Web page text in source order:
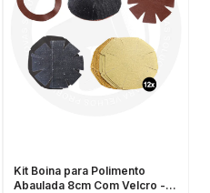
Kit Boina para Polimento
Abaulada 8cm Com Velcro -